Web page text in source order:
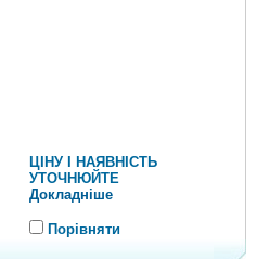
ЦІНУ І НАЯВНІСТЬ
УТОЧНЮЙТЕ
Докладніше
Порівняти